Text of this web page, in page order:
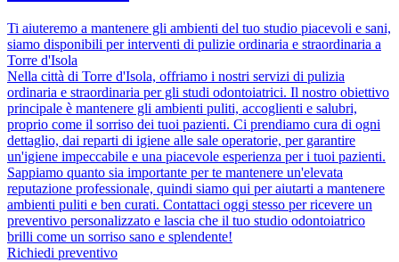
Ti aiuteremo a mantenere gli ambienti del tuo studio piacevoli e sani,
siamo disponibili per interventi di pulizie ordinaria e straordinaria a
Torre d'Isola
Nella città di Torre d'Isola, offriamo i nostri servizi di pulizia
ordinaria e straordinaria per gli studi odontoiatrici. Il nostro obiettivo
principale è mantenere gli ambienti puliti, accoglienti e salubri,
proprio come il sorriso dei tuoi pazienti. Ci prendiamo cura di ogni
dettaglio, dai reparti di igiene alle sale operatorie, per garantire
un'igiene impeccabile e una piacevole esperienza per i tuoi pazienti.
Sappiamo quanto sia importante per te mantenere un'elevata
reputazione professionale, quindi siamo qui per aiutarti a mantenere
ambienti puliti e ben curati. Contattaci oggi stesso per ricevere un
preventivo personalizzato e lascia che il tuo studio odontoiatrico
brilli come un sorriso sano e splendente!
Richiedi preventivo